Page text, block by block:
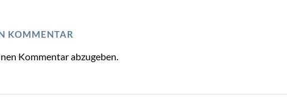
KOMMENTAR
Kommentar abzugeben.